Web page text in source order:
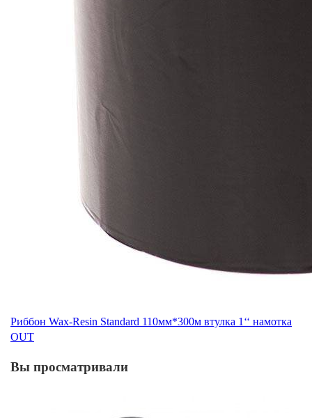
Риббон Wax-Resin Standard 110мм*300м втулка 1‘‘ намотка
OUT
Вы просматривали